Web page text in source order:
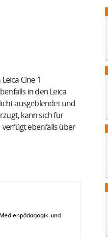
Cine 1
in den Leica
ausgeblendet und
kann sich für
verfügt ebenfalls über
und